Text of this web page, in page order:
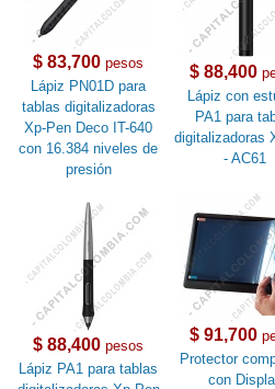
$ 83,700 pesos
Lápiz PN01D para
tablas digitalizadoras
Xp-Pen Deco IT-640
con 16.384 niveles de
presión
$ 88,400
Lápiz con
PA1 para
digitalizadoras
- AC61
$ 88,400 pesos
Lápiz PA1 para tablas
$ 91,700
Protector
con